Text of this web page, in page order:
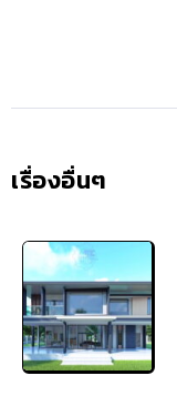
เรื่องอื่นๆ